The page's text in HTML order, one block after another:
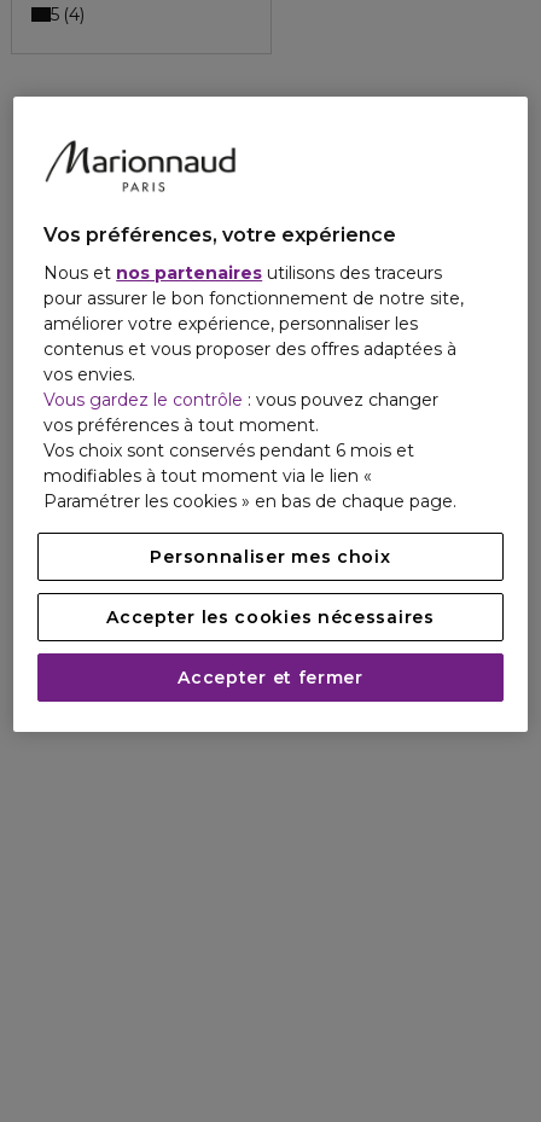
5 4
Vos préférences, votre expérience
Nous et nos partenaires utilisons des traceurs
pour assurer le bon fonctionnement de notre site,
améliorer votre expérience, personnaliser les
contenus et vous proposer des offres adaptées à
vos envies.
Vous gardez le contrôle : vous pouvez changer
vos préférences à tout moment.
Vos choix sont conservés pendant 6 mois et
modifiables à tout moment via le lien «
Paramétrer les cookies » en bas de chaque page.
Personnaliser mes choix
Accepter les cookies nécessaires
Accepter et fermer